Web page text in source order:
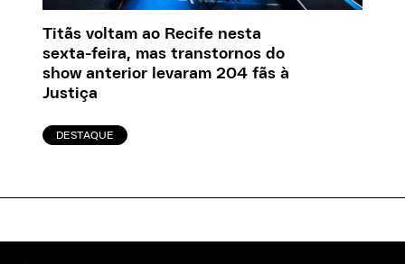
Titãs voltam ao Recife nesta
sexta-feira, mas transtornos do
show anterior levaram 204 fãs à
Justiça
DESTAQUE